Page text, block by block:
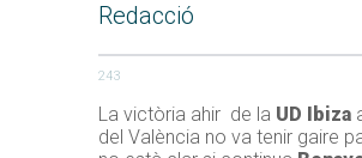
Redacció
243
La victòria ahir de la UD Ibiza
del València no va tenir gaire